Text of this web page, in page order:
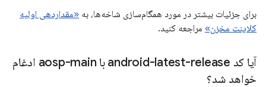
برای جزئیات بیشتر در مورد همگام‌سازی شاخه‌ها، به «مقداردهی اولیه
کلاینت مخزن» مراجعه کنید.
آیا کد android-latest-release با aosp-main ادغام
خواهد شد؟